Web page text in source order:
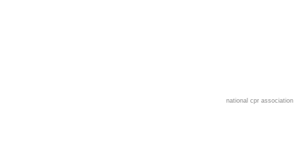
national cpr association